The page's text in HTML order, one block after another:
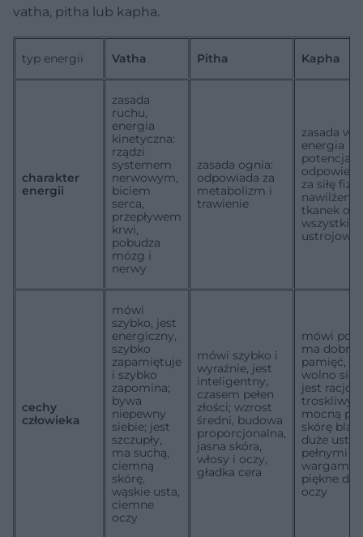
vatha, pitha lub kapha.
typ energii Vatha Pitha Kapha
charakter
energii
zasada
ruchu,
energia
kinetyczna:
rządzi
systemem
nerwowym,
biciem
serca,
przepływem
krwi,
pobudza
mózg i
nerwy
zasada ognia:
odpowiada za
metabolizm i
trawienie
zasada
energia
za siłę
nawilżenie
tkanek
wszystkie
ustrojowe
cechy
człowieka
mówi
szybko, jest
energiczny,
szybko
zapamiętuje
i szybko
zapomina;
bywa
niepewny
siebie; jest
szczupły,
ma suchą,
ciemną
skórę,
wąskie usta,
ciemne
oczy
mówi szybko i
wyraźnie, jest
inteligentny,
czasem pełen
złości; wzrost
średni, budowa
proporcjonalna,
jasna skóra,
włosy i oczy,
gładka cera
mówi
ma dobrą
pamięć,
wolno się
jest
troskliwy;
mocną
skórę
duże usta,
pełnymi
wargami,
piękne
oczy